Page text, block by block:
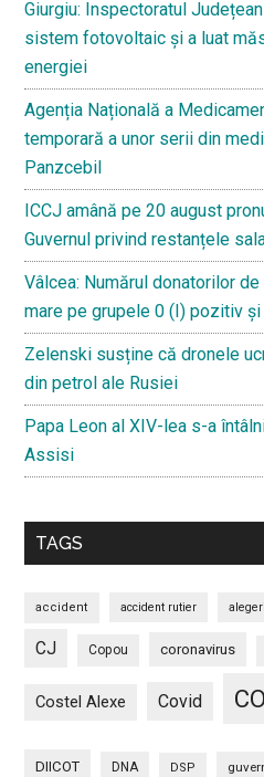
Giurgiu: Inspectoratul
sistem fotovoltaic și a luat
energiei
Agenția Națională a
temporară a unor serii din
Panzcebil
ICCJ amână pe 20 august
Guvernul privind restanțele
Vâlcea: Numărul donatorilor
mare pe grupele 0 (I) pozitiv
Zelenski susține că dronele
din petrol ale Rusiei
Papa Leon al XIV-lea s-a
Assisi
TAGS
accident accident rutier alegeri
CJ Copou coronavirus
Costel Alexe Covid
DIICOT DNA DSP